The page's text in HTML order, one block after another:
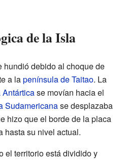
de la Isla
hundió debido al choque de
a lapenínsula de Taitao. La
Antárticase movían hacia el
Sudamericanase desplazaba
hizo que el borde de la placa
hasta su nivel actual.
el territorio está dividido y